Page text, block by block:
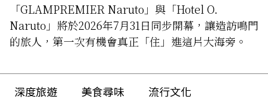
「GLAMPREMIER Naruto」與「Hotel O.
Naruto」將於2026年7月31日同步開幕，讓造訪鳴門
的旅人，第一次有機會真正「住」進這片大海旁。
深度旅遊 美食尋味 流行文化